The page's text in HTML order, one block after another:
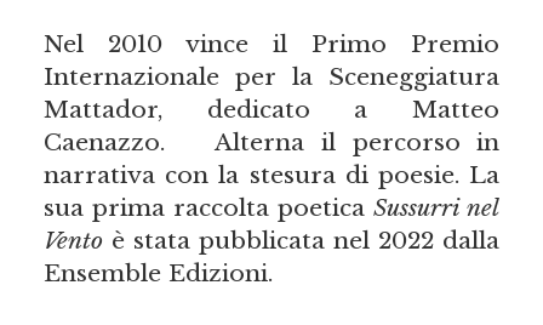
Nel 2010 vince il Primo Premio
Internazionale per la Sceneggiatura
Mattador, dedicato a Matteo
Caenazzo. Alterna il percorso in
narrativa con la stesura di poesie. La
sua prima raccolta poeticaSussurri nel
Ventoè stata pubblicata nel 2022 dalla
Ensemble Edizioni.